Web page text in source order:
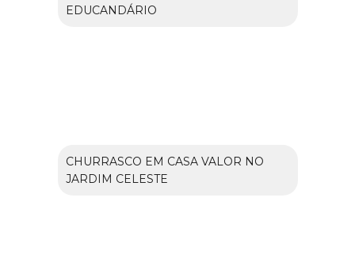
EDUCANDÁRIO
CHURRASCO EM CASA VALOR NO
JARDIM CELESTE